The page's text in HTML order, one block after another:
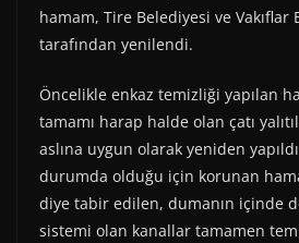
hamam, Tire Belediyesi ve
tarafından yenilendi.
Öncelikle enkaz temizliği yapılan
tamamı harap halde olan çatı
aslına uygun olarak yeniden
durumda olduğu için korunan
diye tabir edilen, dumanın içinde
sistemi olan kanallar tamamen